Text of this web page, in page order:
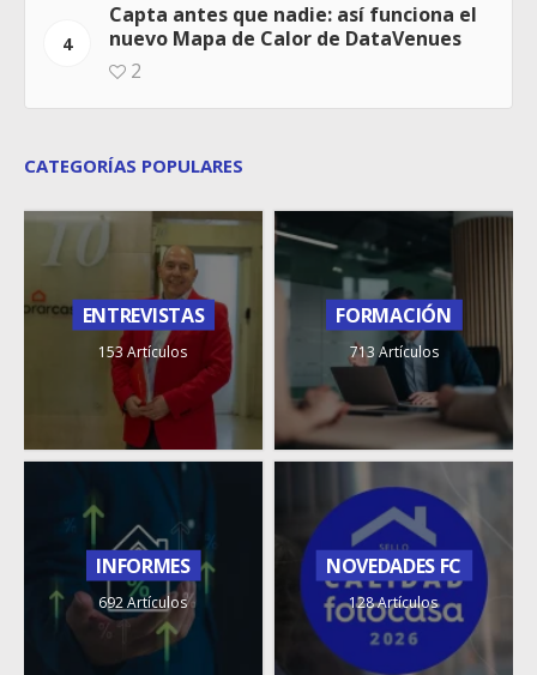
4
Capta antes que nadie: así funciona el
nuevo Mapa de Calor de DataVenues
2
CATEGORÍAS POPULARES
ENTREVISTAS
153 Artículos
FORMACIÓN
713 Artículos
INFORMES
692 Artículos
NOVEDADES FC
128 Artículos